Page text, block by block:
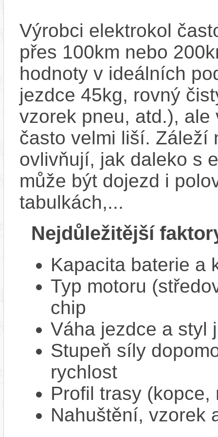
Výrobci elektrokol
přes 100km nebo
hodnoty v ideálních
jezdce 45kg, rovný
vzorek pneu, atd.),
často velmi liší. Záleží
ovlivňují, jak daleko s
může být dojezd i
tabulkách,...
Nejdůležitější
Kapacita baterie a
Typ motoru
chip
Váha jezdce a styl
Stupeň síly
rychlost
Profil trasy
Nahuštění, vzorek